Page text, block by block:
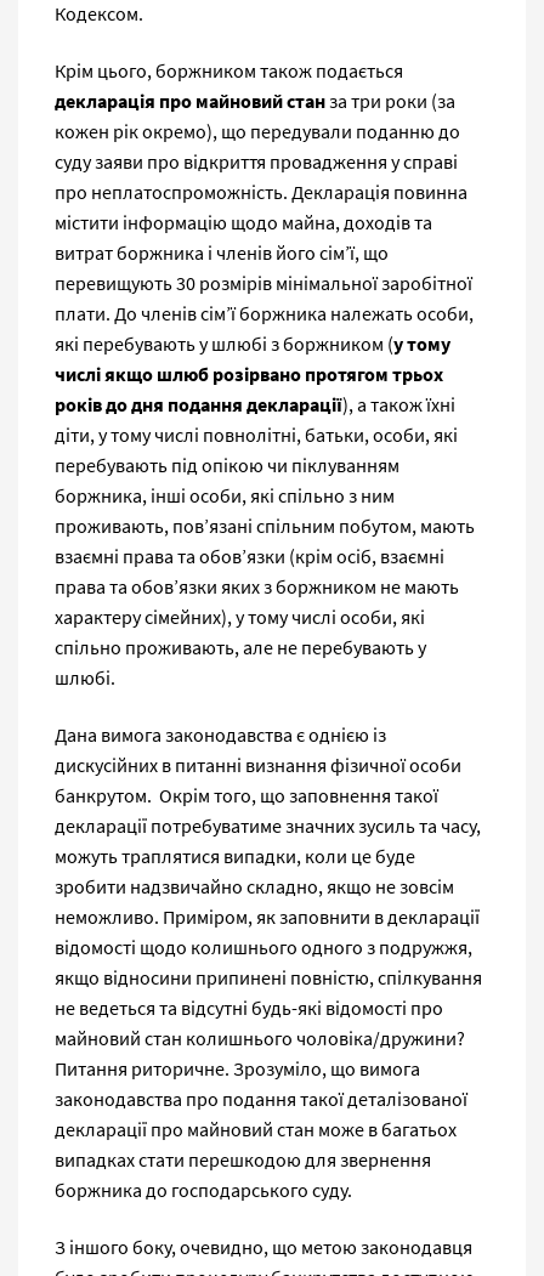
Кодексом.
Крім цього, боржником також подається
декларація про майновий станза три роки (за
кожен рік окремо), що передували поданню до
суду заяви про відкриття провадження у справі
про неплатоспроможність. Декларація повинна
містити інформацію щодо майна, доходів та
витрат боржника і членів його сім’ї, що
перевищують 30 розмірів мінімальної заробітної
плати. До членів сім’ї боржника належать особи,
які перебувають у шлюбі з боржником (у тому
числі якщо шлюб розірвано протягом трьох
років до дня подання декларації), а також їхні
діти, у тому числі повнолітні, батьки, особи, які
перебувають під опікою чи піклуванням
боржника, інші особи, які спільно з ним
проживають, пов’язані спільним побутом, мають
взаємні права та обов’язки (крім осіб, взаємні
права та обов’язки яких з боржником не мають
характеру сімейних), у тому числі особи, які
спільно проживають, але не перебувають у
шлюбі.
Дана вимога законодавства є однією із
дискусійних в питанні визнання фізичної особи
банкрутом. Окрім того, що заповнення такої
декларації потребуватиме значних зусиль та часу,
можуть траплятися випадки, коли це буде
зробити надзвичайно складно, якщо не зовсім
неможливо. Приміром, як заповнити в декларації
відомості щодо колишнього одного з подружжя,
якщо відносини припинені повністю, спілкування
не ведеться та відсутні будь-які відомості про
майновий стан колишнього чоловіка/дружини?
Питання риторичне. Зрозуміло, що вимога
законодавства про подання такої деталізованої
декларації про майновий стан може в багатьох
випадках стати перешкодою для звернення
боржника до господарського суду.
З іншого боку, очевидно, що метою законодавця